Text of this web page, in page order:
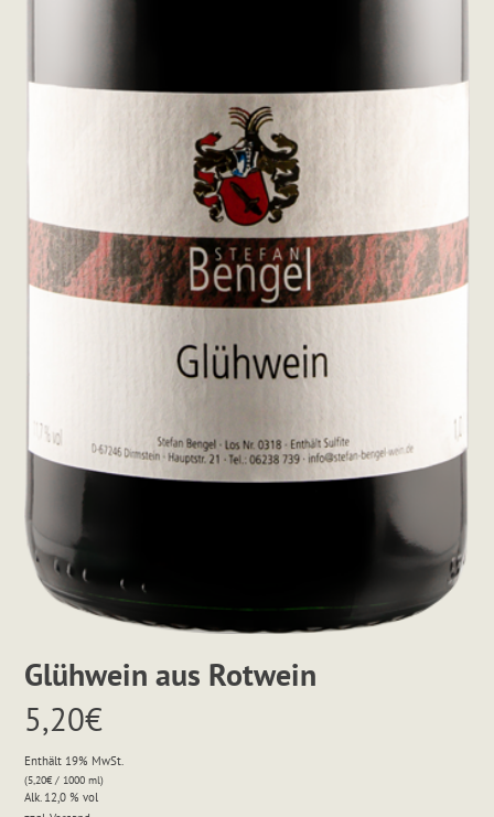
Glühwein aus Rotwein
5,20€
Enthält 19% MwSt.
(5,20€/ 1000 ml)
Alk. 12,0 % vol